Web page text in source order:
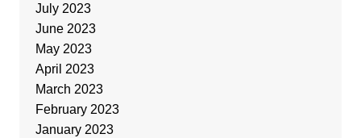
July 2023
June 2023
May 2023
April 2023
March 2023
February 2023
January 2023